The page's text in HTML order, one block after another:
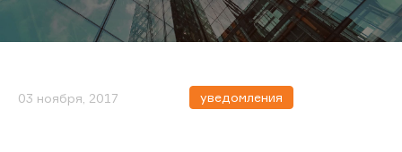
03 ноября, 2017 уведомления